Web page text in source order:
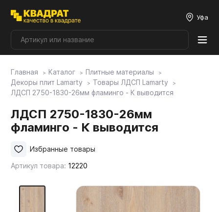
Уфа
Плитные материалы
Мой ЭГГЕР
Фасады
Главная Каталог
Плитные материалы
Декоры плит Lamarty
Товары ЛДСП Lamarty
ЛДСП 2750-1830-26мм фламинго - К выводится
ЛДСП 2750-1830-26мм
фламинго - К выводится
Артикул товара: 12220
Избранные товары